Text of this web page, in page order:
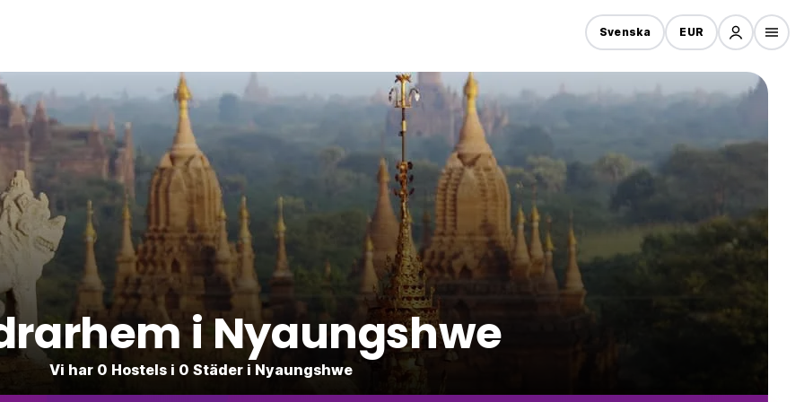
Svenska EUR
i Nyaungshwe
Vi har 0 Hostels i 0 Städer i Nyaungshwe